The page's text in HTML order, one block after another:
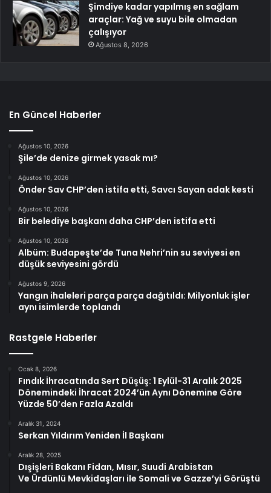
Şimdiye kadar yapılmış en sağlam
araçlar: Yağ ve suyu bile olmadan
çalışıyor
Ağustos 8, 2026
En Güncel Haberler
Ağustos 10, 2026
Şile’de denize girmek yasak mı?
Ağustos 10, 2026
Önder Sav CHP’den istifa etti, Savcı Sayan adak kesti
Ağustos 10, 2026
Bir belediye başkanı daha CHP’den istifa etti
Ağustos 10, 2026
Albüm: Budapeşte’de Tuna Nehri’nin su seviyesi en
düşük seviyesini gördü
Ağustos 9, 2026
Yangın ihaleleri parça parça dağıtıldı: Milyonluk işler
aynı isimlerde toplandı
Rastgele Haberler
Ocak 8, 2026
Fındık İhracatında Sert Düşüş: 1 Eylül-31 Aralık 2025
Dönemindeki İhracat 2024’ün Aynı Dönemine Göre
Yüzde 50’den Fazla Azaldı
Aralık 31, 2024
Serkan Yıldırım Yeniden İl Başkanı
Aralık 28, 2025
Dışişleri Bakanı Fidan, Mısır, Suudi Arabistan
Ve Ürdünlü Mevkidaşları ile Somali ve Gazze’yi Görüştü